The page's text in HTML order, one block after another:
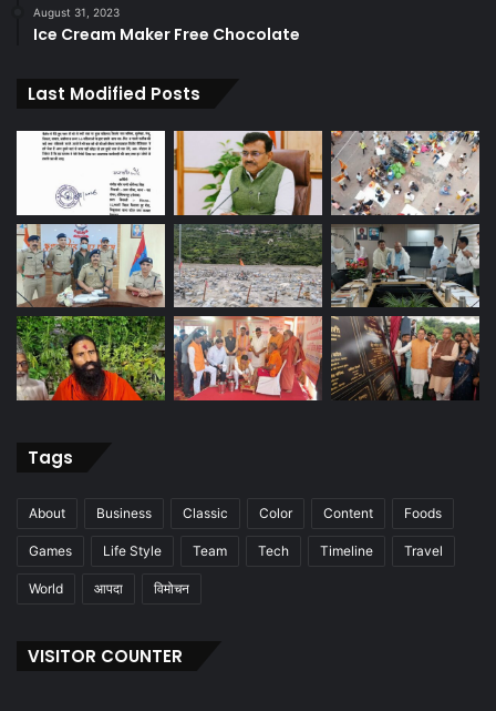
August 31, 2023
Ice Cream Maker Free Chocolate
Last Modified Posts
Tags
About Business Classic Color Content Foods
Games Life Style Team Tech Timeline Travel
World आपदा विमोचन
VISITOR COUNTER